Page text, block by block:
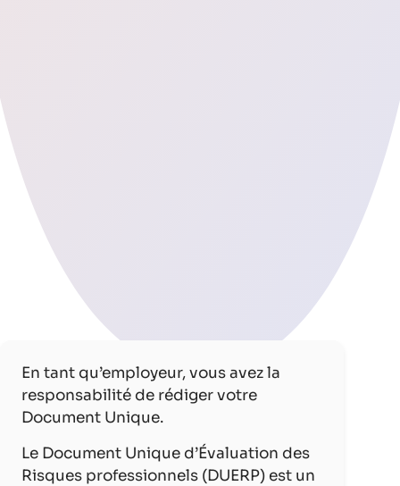
En tant qu’employeur, vous avez la
responsabilité de rédiger votre
Document Unique.
Le Document Unique d’Évaluation des
Risques professionnels (DUERP) est un